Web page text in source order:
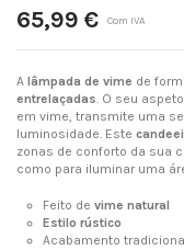
65,99 € Com IVA
A lâmpada de vime de
entrelaçadas. O seu
em vime, transmite uma
luminosidade. Este
zonas de conforto da sua
como para iluminar uma
Feito de vime natural
Estilo rústico
Acabamento